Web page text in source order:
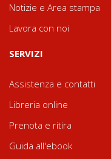
Notizie e Area stampa
Lavora con noi
SERVIZI
Assistenza e contatti
Libreria online
Prenota e ritira
Guida all'ebook